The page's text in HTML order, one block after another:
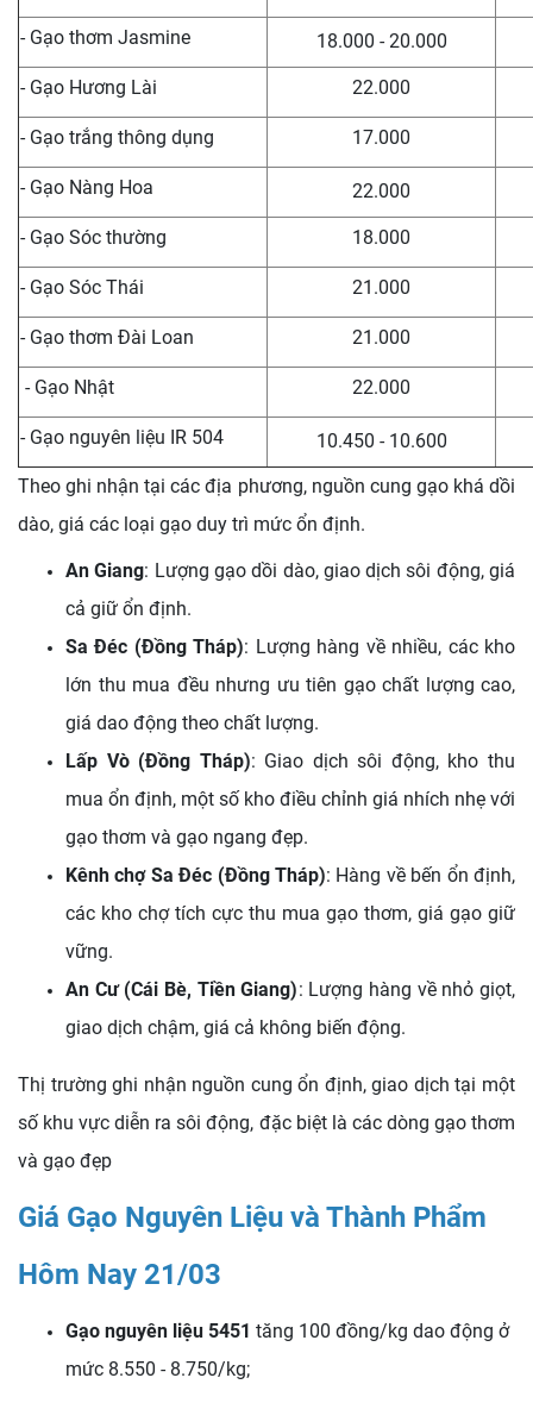
- Gạo thơm Jasmine 18.000 - 20.000
- Gạo Hương Lài 22.000
- Gạo trắng thông dụng 17.000
- Gạo Nàng Hoa 22.000
- Gạo Sóc thường 18.000
- Gạo Sóc Thái 21.000
- Gạo thơm Đài Loan 21.000
- Gạo Nhật 22.000
- Gạo nguyên liệu IR 504
10.450 - 10.600
Theo ghi nhận tại các địa phương, nguồn cung gạo khá dồi
dào, giá các loại gạo duy trì mức ổn định.
An Giang: Lượng gạo dồi dào, giao dịch sôi động, giá
cả giữ ổn định.
Sa Đéc (Đồng Tháp): Lượng hàng về nhiều, các kho
lớn thu mua đều nhưng ưu tiên gạo chất lượng cao,
giá dao động theo chất lượng.
Lấp Vò (Đồng Tháp): Giao dịch sôi động, kho thu
mua ổn định, một số kho điều chỉnh giá nhích nhẹ với
gạo thơm và gạo ngang đẹp.
Kênh chợ Sa Đéc (Đồng Tháp): Hàng về bến ổn định,
các kho chợ tích cực thu mua gạo thơm, giá gạo giữ
vững.
An Cư (Cái Bè, Tiền Giang): Lượng hàng về nhỏ giọt,
giao dịch chậm, giá cả không biến động.
Thị trường ghi nhận nguồn cung ổn định, giao dịch tại một
số khu vực diễn ra sôi động, đặc biệt là các dòng gạo thơm
và gạo đẹp
Giá Gạo Nguyên Liệu và Thành Phẩm
Hôm Nay 21/03
Gạo nguyên liệu 5451 tăng 100 đồng/kg dao động ở
mức 8.550 - 8.750/kg;